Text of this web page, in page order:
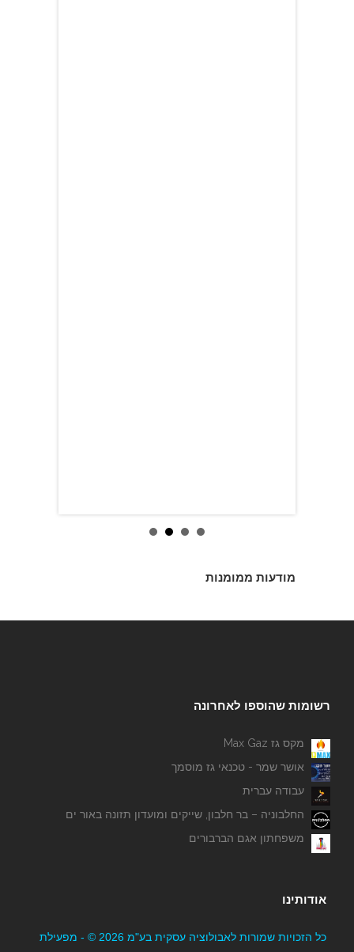
מודעות ממומנות
רשומות שהוספו לאחרונה
מקס גז Max Gaz
אושר שמר - טכנאי גז מוסמך
עבודה עברית
החלבוניה – בר חלבון, שייקים ומועדון תזונה באור ים
משפחתון אגם הברבורים
אודותינו
כל הזכויות שמורות לאבולוציה עסקית בע"מ 2026 © - מפעילת